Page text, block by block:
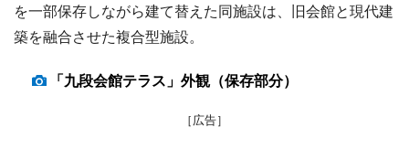
を一部保存しながら建て替えた同施設は、旧会館と現代建
築を融合させた複合型施設。
「九段会館テラス」外観（保存部分）
［広告］